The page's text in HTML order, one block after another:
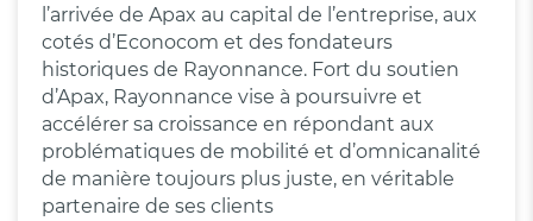
l’arrivée de Apax au capital de l’entreprise, aux
cotés d’Econocom et des fondateurs
historiques de Rayonnance. Fort du soutien
d’Apax, Rayonnance vise à poursuivre et
accélérer sa croissance en répondant aux
problématiques de mobilité et d’omnicanalité
de manière toujours plus juste, en véritable
partenaire de ses clients